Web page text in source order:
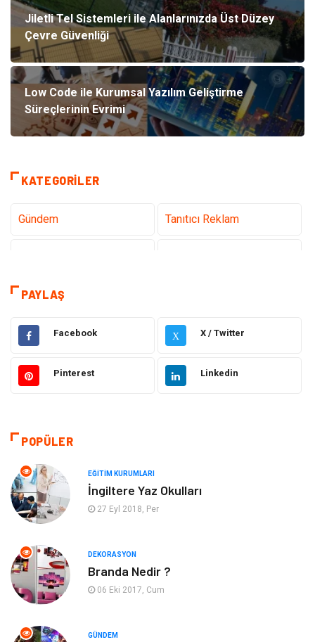
Jiletli Tel Sistemleri ile Alanlarınızda Üst Düzey
Çevre Güvenliği
Low Code ile Kurumsal Yazılım Geliştirme
Süreçlerinin Evrimi
KATEGORILER
Gündem Tanıtıcı Reklam
Dekorasyon
Gıda Elektrik Elektronik
Bilgisayar ve Yazılım Alışveriş
Hukuk
Otomotiv
Yapı İnşaat
Tatil
Bahçe Ev Maden ve Metal
PAYLAŞ
Facebook X X / Twitter
Pinterest Linkedin
POPÜLER
EĞITIM KURUMLARI
İngiltere Yaz Okulları
27 Eyl 2018, Per
DEKORASYON
Branda Nedir ?
06 Eki 2017, Cum
GÜNDEM